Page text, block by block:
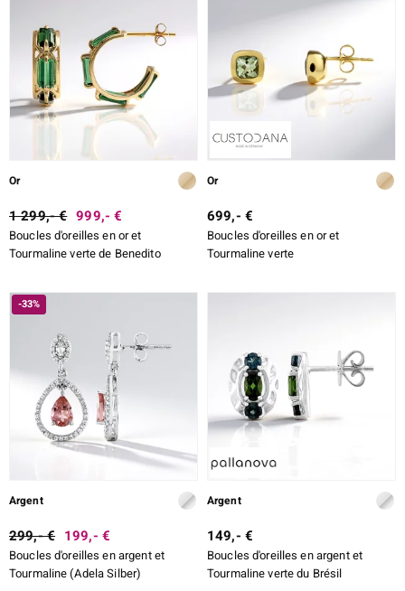
Or
1 299,- € 999,- €
Boucles d'oreilles en or et
Tourmaline verte de Benedito
Or
699,- €
Boucles d'oreilles en or et
Tourmaline verte
-33%
Argent
299,- € 199,- €
Boucles d'oreilles en argent et
Tourmaline (Adela Silber)
Argent
149,- €
Boucles d'oreilles en argent et
Tourmaline verte du Brésil